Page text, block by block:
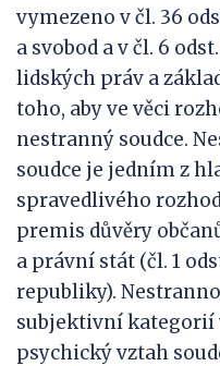
vymezeno v čl. 36
a svobod a v čl. 6
lidských práv a
toho, aby ve věci
nestranný soudce.
soudce je jedním z
spravedlivého
premis důvěry
a právní stát (čl. 1
republiky).
subjektivní
psychický vztah